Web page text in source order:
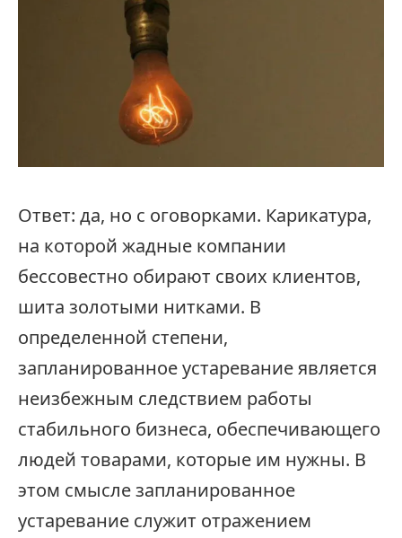
Ответ: да, но с оговорками. Карикатура,
на которой жадные компании
бессовестно обирают своих клиентов,
шита золотыми нитками. В
определенной степени,
запланированное устаревание является
неизбежным следствием работы
стабильного бизнеса, обеспечивающего
людей товарами, которые им нужны. В
этом смысле запланированное
устаревание служит отражением